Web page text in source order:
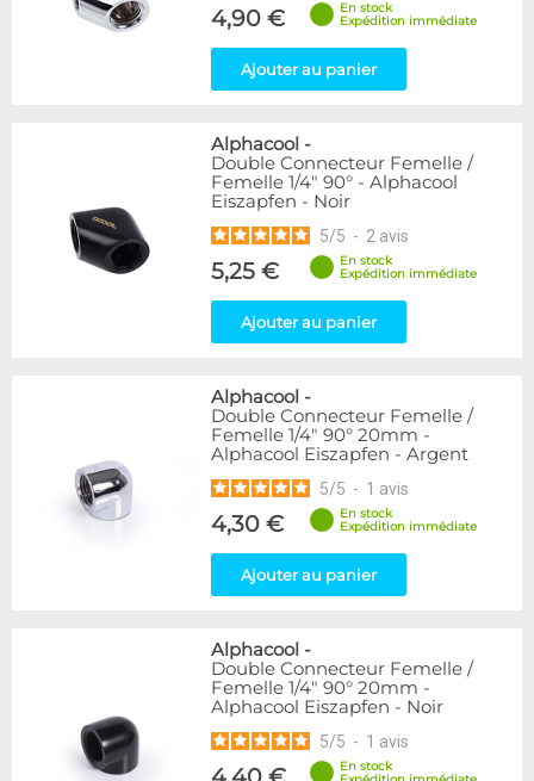
4,90 €
En stock
Expédition immédiate
Ajouter au panier
Alphacool -
Double Connecteur Femelle /
Femelle 1/4" 90° - Alphacool
Eiszapfen - Noir
5/5 - 2 avis
5,25 €
En stock
Expédition immédiate
Ajouter au panier
Alphacool -
Double Connecteur Femelle /
Femelle 1/4" 90° 20mm -
Alphacool Eiszapfen - Argent
5/5 - 1 avis
4,30 €
En stock
Expédition immédiate
Ajouter au panier
Alphacool -
Double Connecteur Femelle /
Femelle 1/4" 90° 20mm -
Alphacool Eiszapfen - Noir
5/5 - 1 avis
En stock